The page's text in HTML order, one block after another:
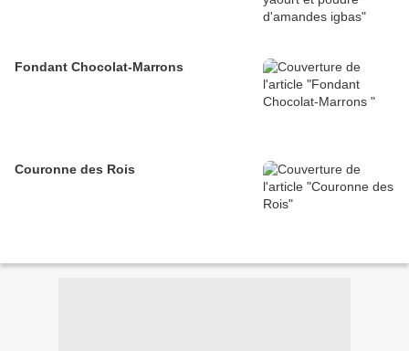
Fondant Chocolat-Marrons
Couronne des Rois